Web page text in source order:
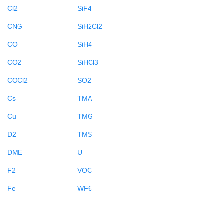
Cl2
CNG
CO
CO2
COCl2
Cs
Cu
D2
DME
F2
Fe
SiF4
SiH2Cl2
SiH4
SiHCl3
SO2
TMA
TMG
TMS
U
VOC
WF6